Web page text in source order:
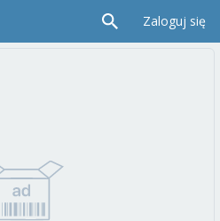
Zaloguj się